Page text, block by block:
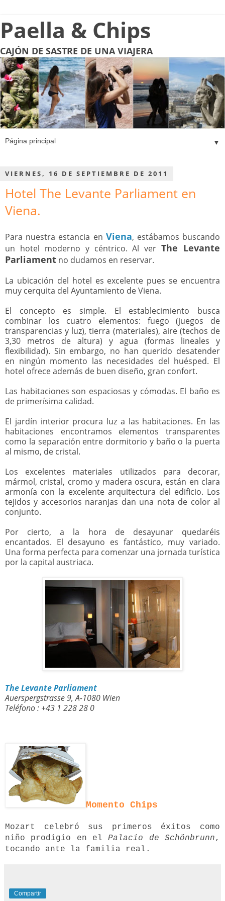
Paella & Chips
CAJÓN DE SASTRE DE UNA VIAJERA
▼
VIERNES, 16 DE SEPTIEMBRE DE 2011
Hotel The Levante Parliament en
Viena.
Para nuestra estancia en Viena, estábamos buscando
un hotel moderno y céntrico. Al verThe Levante
Parliament no dudamos en reservar.
La ubicación del hotel es excelente pues se encuentra
muy cerquita del Ayuntamiento de Viena.
El concepto es simple. El establecimiento busca
combinar los cuatro elementos: fuego (juegos de
transparencias y luz), tierra (materiales), aire (techos de
3,30 metros de altura) y agua (formas lineales y
flexibilidad). Sin embargo, no han querido desatender
en ningún momento las necesidades del huésped. El
hotel ofrece además de buen diseño, gran confort.
Las habitaciones son espaciosas y cómodas. El baño es
de primerísima calidad.
El jardín interior procura luz a las habitaciones. En las
habitaciones encontramos elementos transparentes
como la separación entre dormitorio y baño o la puerta
al mismo, de cristal.
Los excelentes materiales utilizados para decorar,
mármol, cristal, cromo y madera oscura, están en clara
armonía con la excelente arquitectura del edificio. Los
tejidos y accesorios naranjas dan una nota de color al
conjunto.
Por cierto, a la hora de desayunar quedaréis
encantados. El desayuno es fantástico, muy variado.
Una forma perfecta para comenzar una jornada turística
por la capital austriaca.
The Levante Parliament
Auerspergstrasse 9, A-1080 Wien
Teléfono : +43 1 228 28 0
Momento Chips
Mozart celebró sus primeros éxitos como
niño prodigio en elPalacio de Schönbrunn,
tocando ante la familia real.
Compartir